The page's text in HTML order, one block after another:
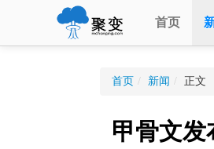
首页
首页 / 新闻 / 正文
甲骨文发